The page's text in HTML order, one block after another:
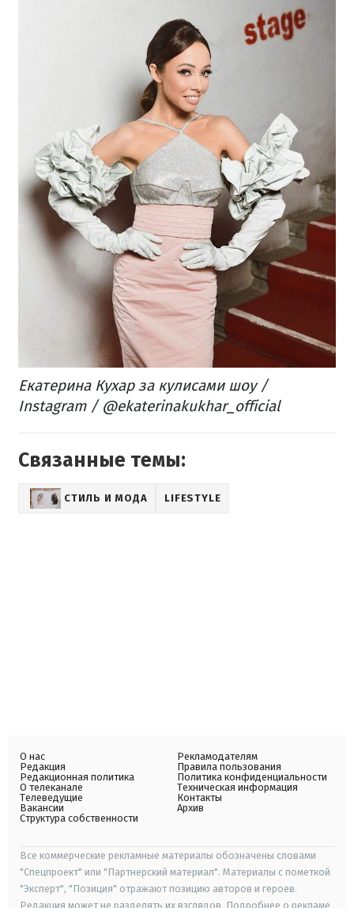
Екатерина Кухар за кулисами шоу /
Instagram / @ekaterinakukhar_official
Связанные темы:
СТИЛЬ И МОДА LIFESTYLE
О нас
Редакция
Редакционная политика
О телеканале
Телеведущие
Вакансии
Структура собственности
Рекламодателям
Правила пользования
Политика конфиденциальности
Техническая информация
Контакты
Архив
Все коммерческие рекламные материалы обозначены словами
"Спецпроект" или "Партнерский материал". Материалы с пометкой
"Эксперт", "Позиция" отражают позицию авторов и героев.
Редакция может не разделять их взглядов. Подробнее о рекламе